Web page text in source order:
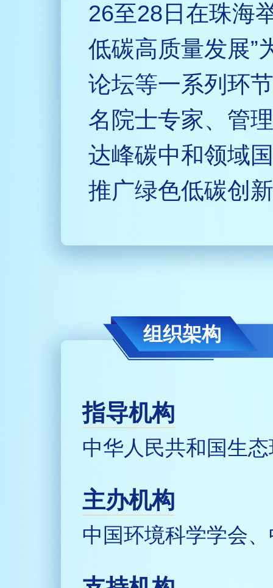
26至28日在珠海
低碳高质量发展”
论坛等一系列环
名院士专家、管
达峰碳中和领域
推广绿色低碳创
组织架构
指导机构
中华人民共和国生
主办机构
中国环境科学学会